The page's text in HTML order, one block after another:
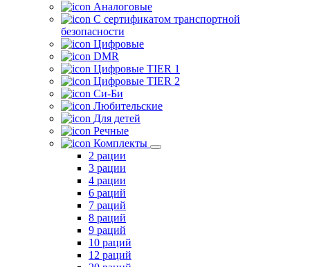
Аналоговые
С сертификатом транспортной
безопасности
Цифровые
DMR
Цифровые TIER 1
Цифровые TIER 2
Си-Би
Любительские
Для детей
Речные
Комплекты
2 рации
3 рации
4 рации
6 раций
7 раций
8 раций
9 раций
10 раций
12 раций